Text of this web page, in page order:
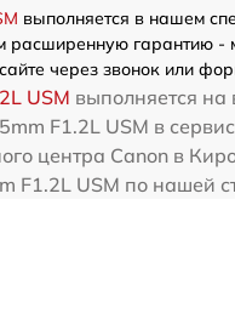
выполняется в нашем
расширенную гарантию -
через звонок или
USM выполняется на
F1.2L USM в
центра Canon в
F1.2L USM по нашей